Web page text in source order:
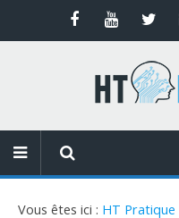
Vous êtes ici : HT Pratique